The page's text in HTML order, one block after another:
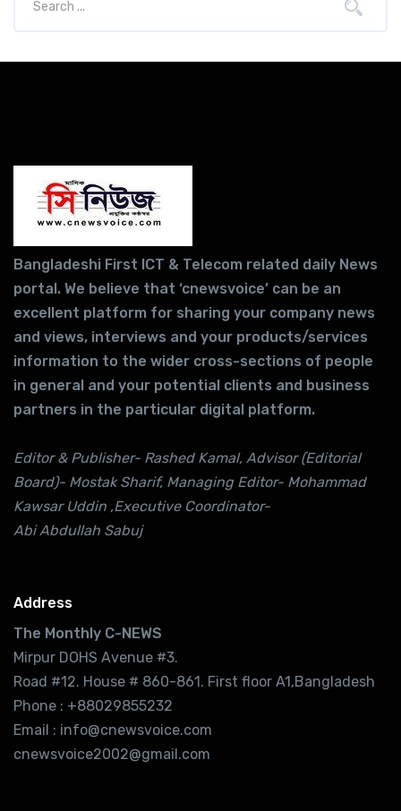
Bangladeshi First ICT & Telecom related daily News
portal. We believe that ‘cnewsvoice’ can be an
excellent platform for sharing your company news
and views, interviews and your products/services
information to the wider cross-sections of people
in general and your potential clients and business
partners in the particular digital platform.
Editor & Publisher- Rashed Kamal, Advisor (Editorial
Board)- Mostak Sharif, Managing Editor- Mohammad
Kawsar Uddin ,Executive Coordinator-
Abi Abdullah Sabuj
Address
The Monthly C-NEWS
Mirpur DOHS Avenue #3.
Road #12. House # 860-861. First floor A1,Bangladesh
Phone : +88029855232
Email : info@cnewsvoice.com
cnewsvoice2002@gmail.com